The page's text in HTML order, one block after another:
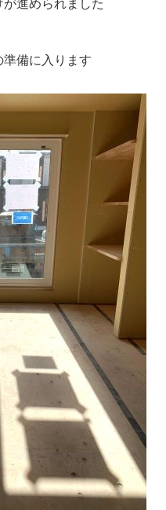
進められました
備に入ります